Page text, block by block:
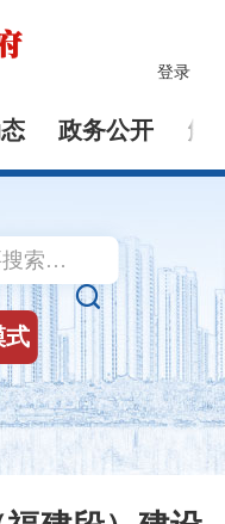
登录
政务公开 解

式